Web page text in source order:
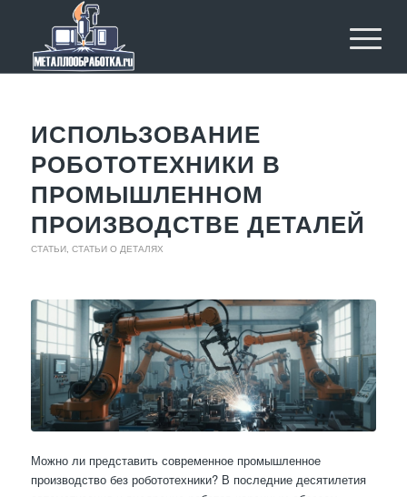
ИСПОЛЬЗОВАНИЕ
РОБОТОТЕХНИКИ В
ПРОМЫШЛЕННОМ
ПРОИЗВОДСТВЕ ДЕТАЛЕЙ
СТАТЬИ, СТАТЬИ О ДЕТАЛЯХ
Можно ли представить современное промышленное
производство без робототехники? В последние десятилетия